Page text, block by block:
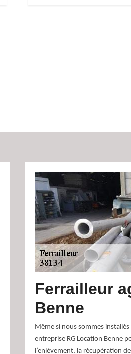
Ferrailleur
Benne
Même si nous sommes
entreprise RG Location Benne
l’enlèvement, la récupération